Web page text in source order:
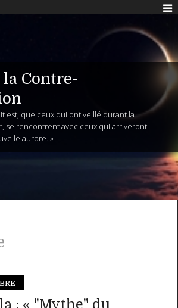
Contre-
est, que ceux qui ont veillé durant la
se rencontrent avec ceux qui arriveront
aurore. »
: « "Mythe" du